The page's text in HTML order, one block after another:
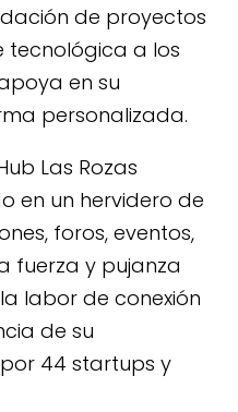
de proyectos
tecnológica a los
en su
personalizada.
Las Rozas
en un hervidero de
foros, eventos,
fuerza y pujanza
labor de conexión
de su
44 startups y